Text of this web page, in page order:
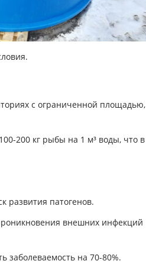
с ограниченной площадью,
200 кг рыбы на 1 м³ воды, что в
развития патогенов.
внешних инфекций
на 70-80%.